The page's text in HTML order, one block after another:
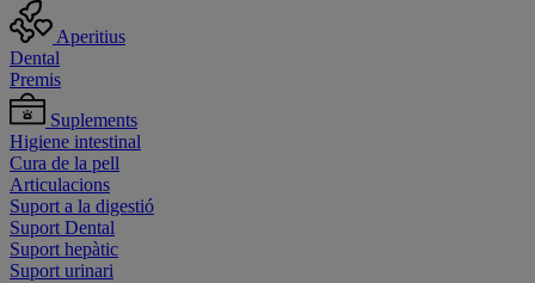
Aperitius
Dental
Premis
Suplements
Higiene intestinal
Cura de la pell
Articulacions
Suport a la digestió
Suport Dental
Suport hepàtic
Suport urinari